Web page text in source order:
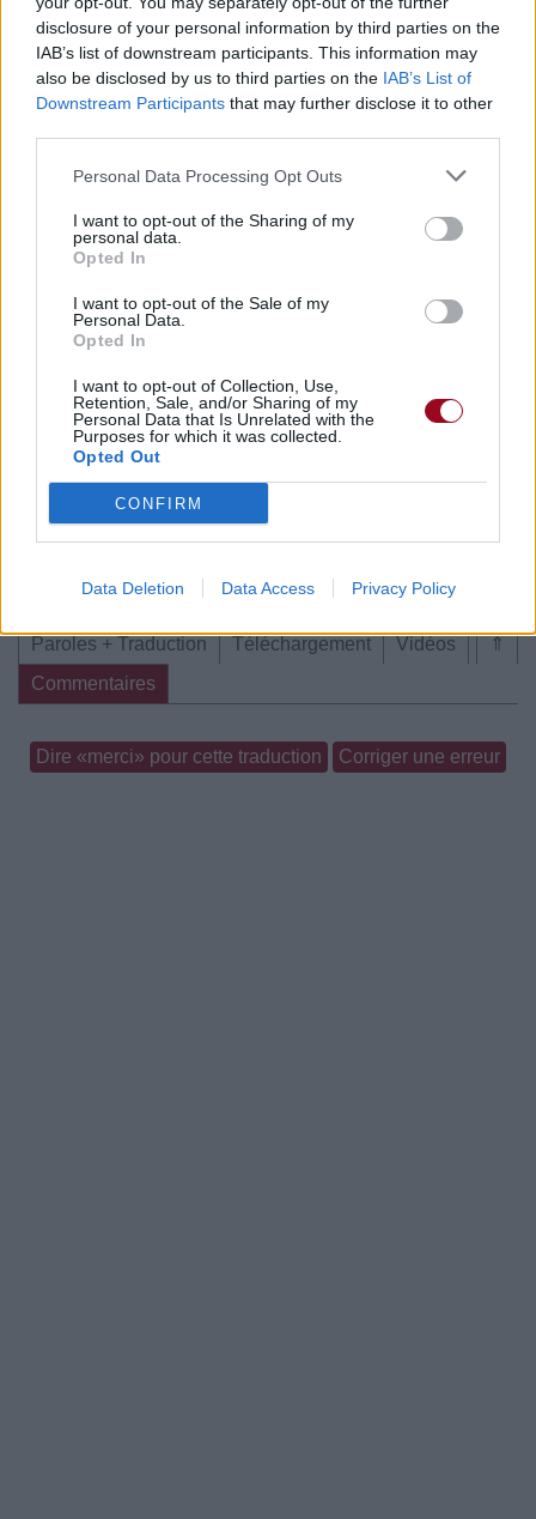
disclosure of your personal information by third parties on the
IAB’s list of downstream participants. This information may
also be disclosed by us to third parties on the IAB’s List of
Downstream Participants that may further disclose it to other
Personal Data Processing Opt Outs
I want to opt-out of the Sharing of my
personal data.
Opted In
I want to opt-out of the Sale of my
Personal Data.
Opted In
I want to opt-out of Collection, Use,
Retention, Sale, and/or Sharing of my
Personal Data that Is Unrelated with the
Purposes for which it was collected.
Opted Out
CONFIRM
Data Deletion Data Access Privacy Policy
Paroles + Traduction Téléchargement
Vidéos
Pour prolonger le plaisir musical :
Vous aimez chanter, apprenez la guitare chez
Télécharger légalement les MP3 sur
Télécharger légalement les MP3 ou trouver le CD sur
Trouver des vinyles et des CD sur
Trouver un instrument de musique ou une partition au
meilleur prix sur
⇑
Paroles + Traduction Téléchargement
Vidéos
Commentaires
Dire «merci» pour cette traduction Corriger une erreur